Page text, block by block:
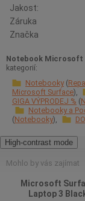
Jakost:
Záruka
Značka
Notebook Microsoft
kategorií:
Notebooky
Microsoft Surface
GIGA VÝPRODEJ %
Notebooky a
Notebooky
High-contrast mode
Mohlo by vás zajímat
Microsoft
Laptop 3